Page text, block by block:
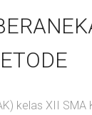
kelas XII SMA